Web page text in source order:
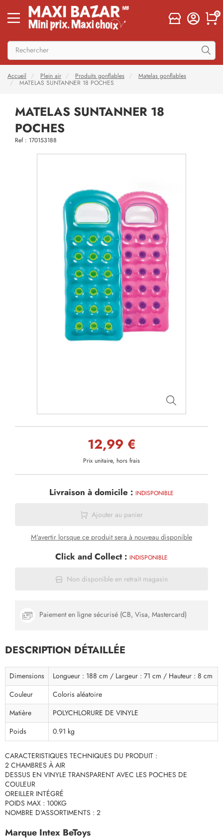
0
Accueil Plein air Produits gonflables
Matelas gonflables
MATELAS SUNTANNER 18 POCHES
MATELAS SUNTANNER 18
POCHES
Ref : 170153188
12,99 €
Prix unitaire, hors frais
Livraison à domicile : INDISPONIBLE
Ajouter au panier
M'avertir lorsque ce produit sera à nouveau disponible
Click and Collect : INDISPONIBLE
Non disponible en retrait magasin
Paiement en ligne sécurisé (CB, Visa, Mastercard)
DESCRIPTION DÉTAILLÉE
Dimensions
Longueur : 188 cm / Largeur : 71 cm / Hauteur : 8 cm
Couleur
Coloris aléatoire
Matière
POLYCHLORURE DE VINYLE
Poids
0.91 kg
CARACTERISTIQUES TECHNIQUES DU PRODUIT :
2 CHAMBRES À AIR
DESSUS EN VINYLE TRANSPARENT AVEC LES POCHES DE
COULEUR
OREILLER INTÉGRÉ
POIDS MAX : 100KG
NOMBRE D'ASSORTIMENTS : 2
Marque Intex BeToys